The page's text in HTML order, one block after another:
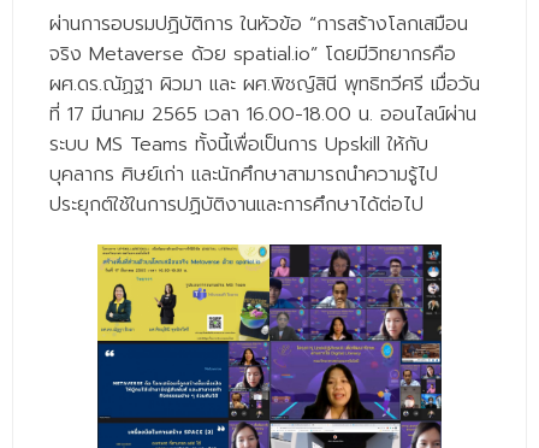
- ศึกษาศาสตรบัณฑิต
- - วิทยาศาสตร์ทั่วไป
- เทคโนโลยีบัณฑิต
- - เทคโนโลยีสารสนเทศ
ศูนย์บริการ
- ศูนย์เครื่องมือปฏิบัติการวิทยาศาสตร์
- ศูนย์สิ่งแวดล้อม
- ศูนย์ปัญญาประดิษฐ์เพื่อการศึกษา
ผ่านการอบรมปฏิบัติการ ในหัวข้อ “การสร้างโลกเสมือน
จริง Metaverse ด้วย spatial.io” โดยมีวิทยากรคือ
ผศ.ดร.ณัฏฐา ผิวมา และ ผศ.พิชญ์สินี พุทธิทวีศรี เมื่อวัน
ที่ 17 มีนาคม 2565 เวลา 16.00-18.00 น. ออนไลน์ผ่าน
ระบบ MS Teams ทั้งนี้เพื่อเป็นการ Upskill ให้กับ
บุคลากร ศิษย์เก่า และนักศึกษาสามารถนำความรู้ไป
ประยุกต์ใช้ในการปฏิบัติงานและการศึกษาได้ต่อไป